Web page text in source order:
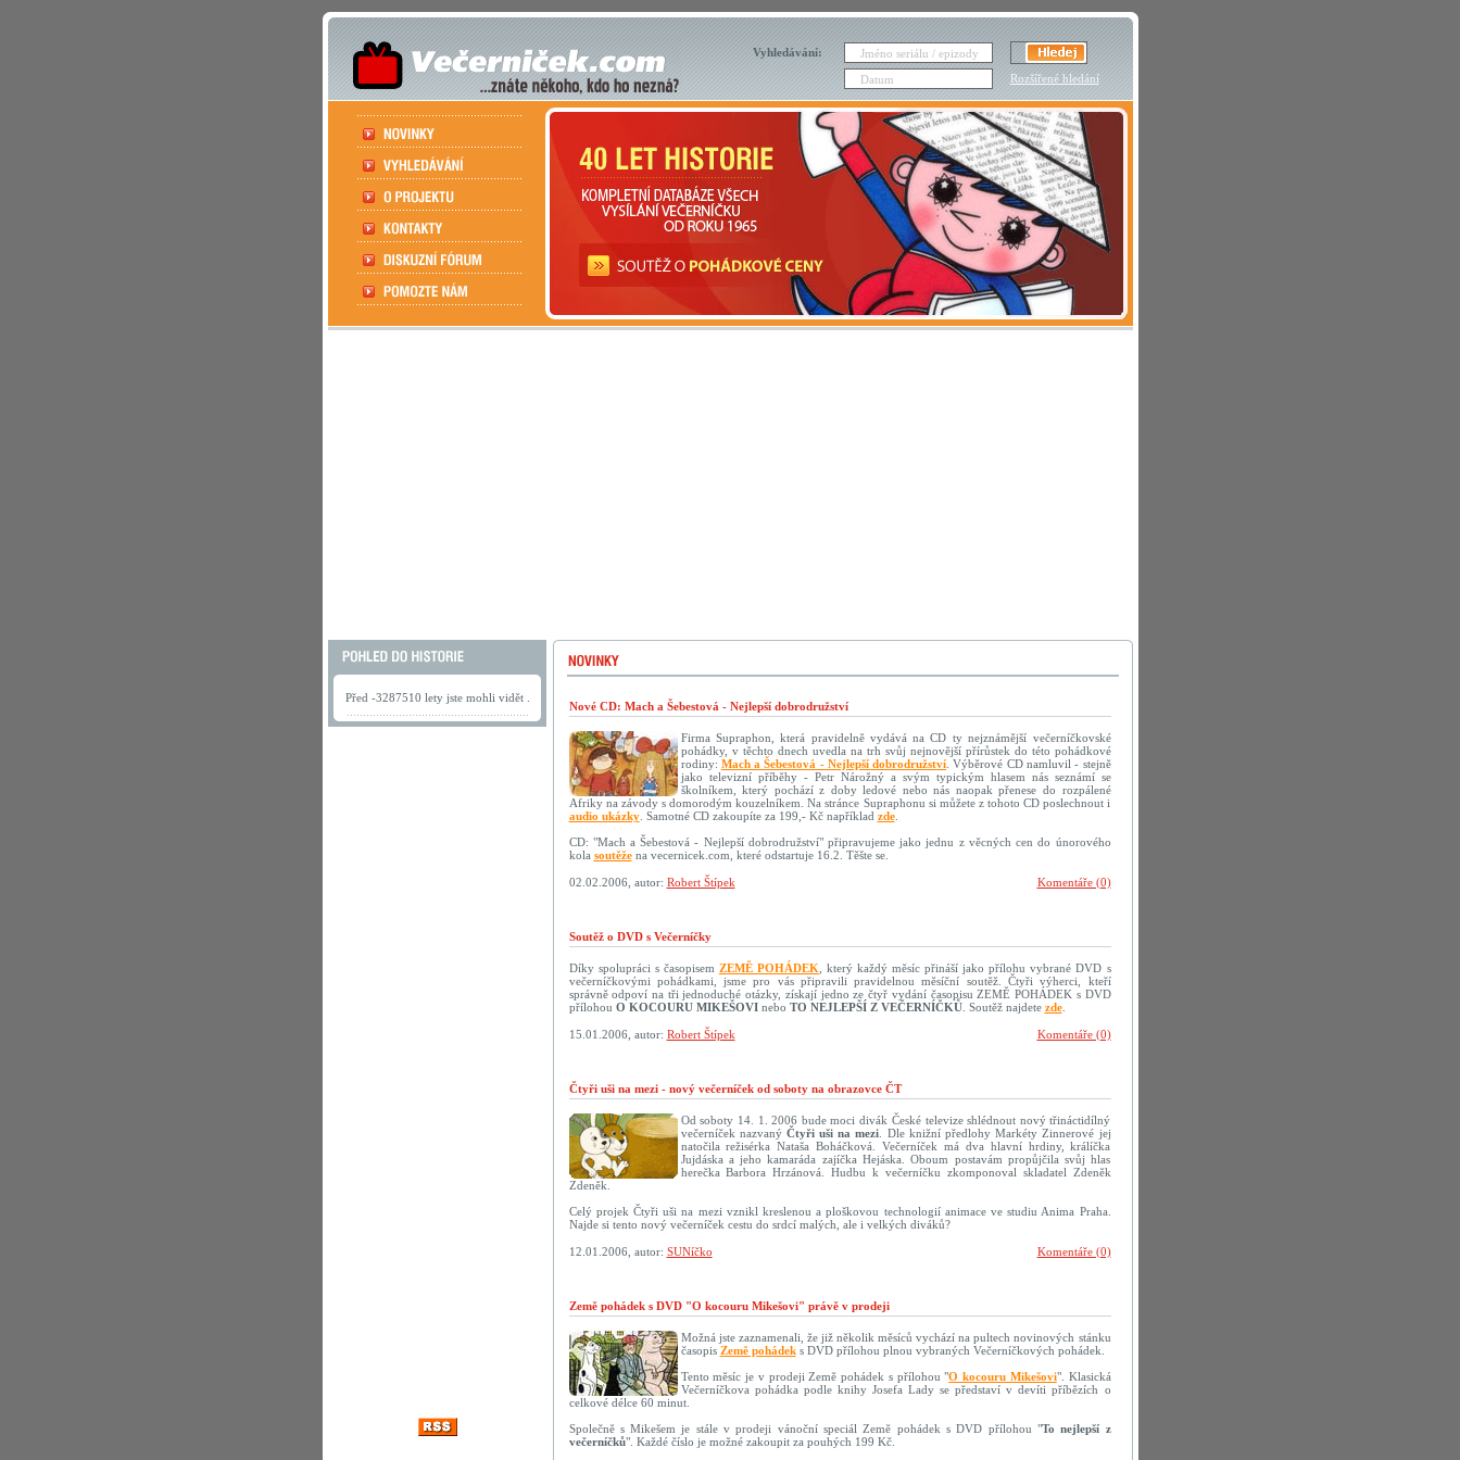
Vyhledávání:
Rozšířené hledání
Před -3287510 lety jste mohli vidět .
Nové CD: Mach a Šebestová - Nejlepší dobrodružství
Firma Supraphon, která pravidelně vydává na CD ty nejznámější večerníčkovské
pohádky, v těchto dnech uvedla na trh svůj nejnovější přírůstek do této pohádkové
rodiny: Mach a Šebestová - Nejlepší dobrodružství . Výběrové CD namluvil - stejně
jako televizní příběhy - Petr Nárožný a svým typickým hlasem nás seznámí se
školníkem, který pochází z doby ledové nebo nás naopak přenese do rozpálené
Afriky na závody s domorodým kouzelníkem. Na stránce Supraphonu si můžete z tohoto CD poslechnout i
audio ukázky. Samotné CD zakoupíte za 199,- Kč například zde.
CD: "Mach a Šebestová - Nejlepší dobrodružství" připravujeme jako jednu z věcných cen do únorového
kola soutěžena vecernicek.com, které odstartuje 16.2. Těšte se.
Komentáře (0)
02.02.2006, autor: Robert Štípek
Soutěž o DVD s Večerníčky
Díky spolupráci s časopisem ZEMĚ POHÁDEK , který každý měsíc přináší jako přílohu vybrané DVD s
večerníčkovými pohádkami, jsme pro vás připravili pravidelnou měsíční soutěž. Čtyři výherci, kteří
správně odpoví na tři jednoduché otázky, získají jedno ze čtyř vydání časopisu ZEMĚ POHÁDEK s DVD
přílohou O KOCOURU MIKEŠOVInebo TO NEJLEPŠÍ Z VEČERNÍČKŮ. Soutěž najdete zde.
Komentáře (0)
15.01.2006, autor: Robert Štípek
Čtyři uši na mezi - nový večerníček od soboty na obrazovce ČT
Od soboty 14. 1. 2006 bude moci divák České televize shlédnout nový třináctidílný
večerníček nazvaný Čtyři uši na mezi . Dle knižní předlohy Markéty Zinnerové jej
natočila režisérka Nataša Boháčková. Večerníček má dva hlavní hrdiny, králíčka
Jujdáska a jeho kamaráda zajíčka Hejáska. Oboum postavám propůjčila svůj hlas
herečka Barbora Hrzánová. Hudbu k večerníčku zkomponoval skladatel Zdeněk
Zdeněk.
Celý projek Čtyři uši na mezi vznikl kreslenou a ploškovou technologií animace ve studiu Anima Praha.
Najde si tento nový večerníček cestu do srdcí malých, ale i velkých diváků?
Komentáře (0)
12.01.2006, autor: SUNíčko
Země pohádek s DVD "O kocouru Mikešovi" právě v prodeji
Možná jste zaznamenali, že již několik měsíců vychází na pultech novinových stánku
časopis Země pohádeks DVD přílohou plnou vybraných Večerníčkových pohádek.
Tento měsíc je v prodeji Země pohádek s přílohou "O kocouru Mikešovi". Klasická
Večerníčkova pohádka podle knihy Josefa Lady se představí v devíti příbězích o
celkové délce 60 minut.
Společně s Mikešem je stále v prodeji vánoční speciál Země pohádek s DVD přílohou "To nejlepší z
večerníčků". Každé číslo je možné zakoupit za pouhých 199 Kč.